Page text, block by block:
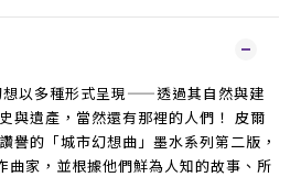
想以多種形式呈現——透過其自然與建
與遺產，當然還有那裡的人們！ 皮爾
譽的「城市幻想曲」墨水系列第二版，
曲家，並根據他們鮮為人知的故事、所